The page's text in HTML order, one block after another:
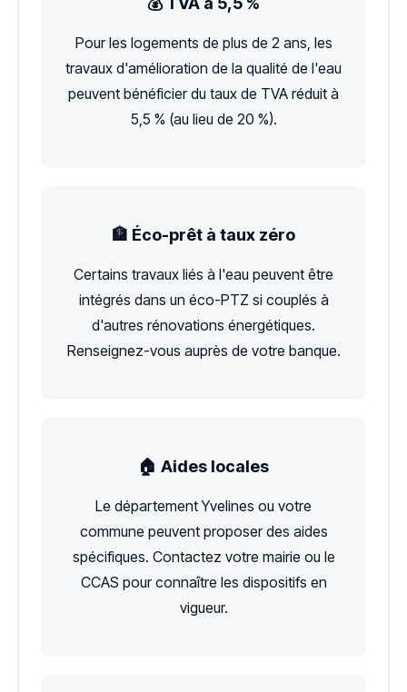
Pour les logements de plus de 2 ans, les
travaux d'amélioration de la qualité de l'eau
peuvent bénéficier du taux de TVA réduit à
5,5 % (au lieu de 20 %).
🏦 Éco-prêt à taux zéro
Certains travaux liés à l'eau peuvent être
intégrés dans un éco-PTZ si couplés à
d'autres rénovations énergétiques.
Renseignez-vous auprès de votre banque.
🏠 Aides locales
Le département Yvelines ou votre
commune peuvent proposer des aides
spécifiques. Contactez votre mairie ou le
CCAS pour connaître les dispositifs en
vigueur.